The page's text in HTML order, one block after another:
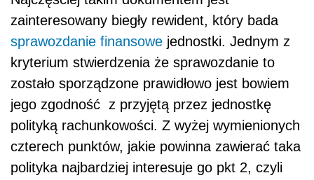
zainteresowany biegły rewident, który bada
sprawozdanie finansowe jednostki. Jednym z
kryterium stwierdzenia że sprawozdanie to
zostało sporządzone prawidłowo jest bowiem
jego zgodność z przyjętą przez jednostkę
polityką rachunkowości. Z wyżej wymienionych
czterech punktów, jakie powinna zawierać taka
polityka najbardziej interesuje go pkt 2, czyli